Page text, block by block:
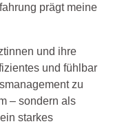
prägt meine
und ihre
und fühlbar
zu
– sondern als
starkes